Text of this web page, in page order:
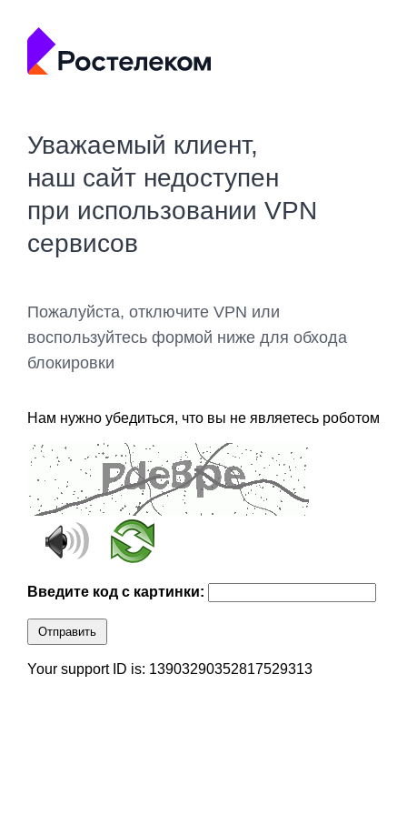
Уважаемый клиент,
наш сайт недоступен
при использовании VPN
сервисов
Пожалуйста, отключите VPN или
воспользуйтесь формой ниже для обхода
блокировки
Нам нужно убедиться, что вы не являетесь роботом
Введите код с картинки:
Отправить
Your support ID is: 13903290352817529313